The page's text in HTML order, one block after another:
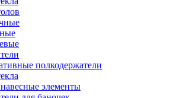
полкодержатели
элементы